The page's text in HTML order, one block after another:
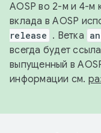
AOSP во 2-м и 4-м
вклада в AOSP
release . Ветка
всегда будет
выпущенный в
информации см.